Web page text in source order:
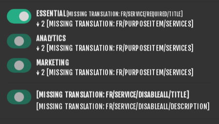
QUANTITÉ: AJOUTER AU PANIER
PARTAGER:
ESSENTIAL [MISSING TRANSLATION: FR/SERVICE/REQUIRED/TITLE]
↓ 2
[MISSING TRANSLATION: FR/PURPOSEITEM/SERVICES]
ANALYTICS
↓ 2
[MISSING TRANSLATION: FR/PURPOSEITEM/SERVICES]
MARKETING
↓ 2 [MISSING TRANSLATION: FR/PURPOSEITEM/SERVICES]
[MISSING TRANSLATION: FR/SERVICE/DISABLEALL/TITLE]
[MISSING TRANSLATION: FR/SERVICE/DISABLEALL/DESCRIPTION]